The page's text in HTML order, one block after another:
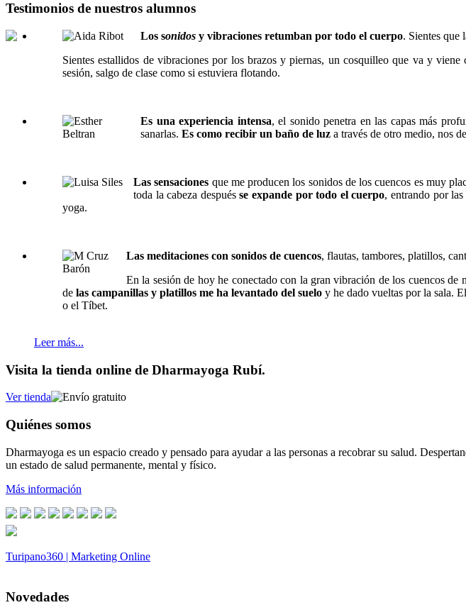
Testimonios de nuestros alumnos
Los sonidos y vibraciones retumban por todo el cuerpo. Sientes que
Sientes estallidos de vibraciones por los brazos y piernas, un cosquilleo que va y viene
sesión, salgo de clase como si estuviera flotando.
Es una experiencia intensa, el sonido penetra en las capas más
sanarlas. Es como recibir un baño de luz a través de otro medio, nos
Las sensaciones que me producen los sonidos de los cuencos es muy
toda la cabeza despuésse expande por todo el cuerpo, entrando por
yoga.
Las meditaciones con sonidos de cuencos, flautas, tambores, platillos,
En la sesión de hoy he conectado con la gran vibración de los cuencos
delas campanillas y platillos me ha levantado del suelo y he dado vueltas por la sala.
o el Tíbet.
Leer más...
Visita la tienda online de Dharmayoga Rubí.
Ver tienda
Quiénes somos
Dharmayoga es un espacio creado y pensado para ayudar a las personas a recobrar su salud.
un estado de salud permanente, mental y físico.
Más información
Turipano360 | Marketing Online
Novedades